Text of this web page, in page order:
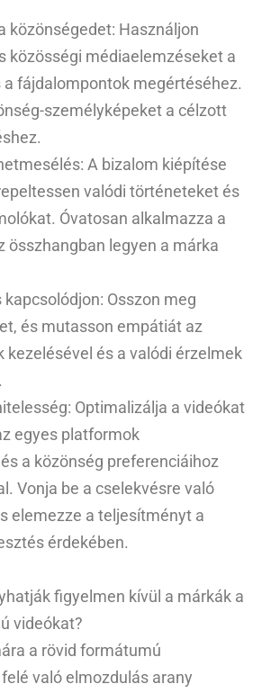
közönségedet: Használjon
közösségi médiaelemzéseket a
a fájdalompontok megértéséhez.
személyképeket a célzott
A bizalom kiépítése
valódi történeteket és
Óvatosan alkalmazza a
összhangban legyen a márka
kapcsolódjon: Osszon meg
és mutasson empátiát az
kezelésével és a valódi érzelmek
Optimalizálja a videókat
egyes platformok
a közönség preferenciáihoz
Vonja be a cselekvésre való
elemezze a teljesítményt a
érdekében.
figyelmen kívül a márkák a
videókat?
a rövid formátumú
való elmozdulás arany